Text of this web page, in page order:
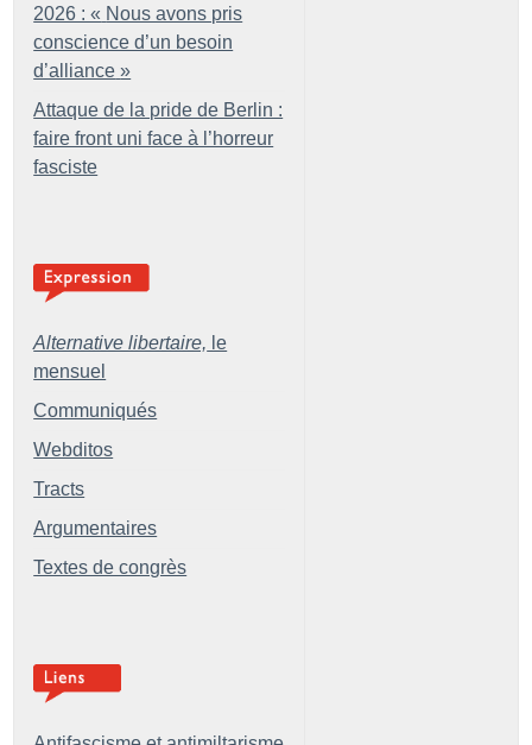
2026 : « Nous avons pris
conscience d’un besoin
d’alliance »
Attaque de la pride de Berlin :
faire front uni face à l’horreur
fasciste
Alternative libertaire, le
mensuel
Communiqués
Webditos
Tracts
Argumentaires
Textes de congrès